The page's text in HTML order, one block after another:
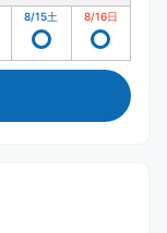
8/15土 8/16日